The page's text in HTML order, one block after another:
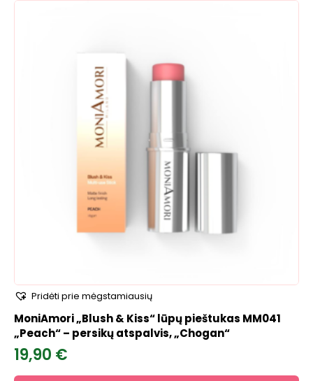
Pridėti prie mėgstamiausių
MoniAmori „Blush & Kiss“ lūpų pieštukas MM041
„Peach“ – persikų atspalvis, „Chogan“
19,90 €